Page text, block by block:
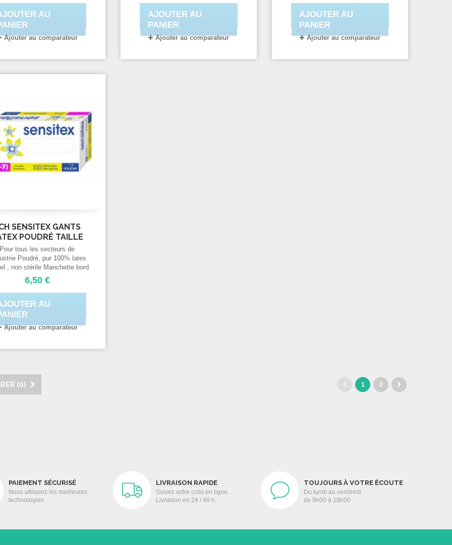
en laboratoires. Industrie
et industries
comme l’imprimerie,
AU
Ajouter au comparateur
en laboratoires. Industrie
agroalimentaire et industries
comme l’imprimerie,
AJOUTER AU
PANIER
Ajouter au comparateur
en laboratoires. Industrie
agroalimentaire et industries
comme l’imprimerie,
AJOUTER AU
PANIER
Ajouter au comparateur
SENSITEX GANTS
POUDRÉ TAILLE
S...
Pour tous les secteurs de
Poudré, pur 100% latex
, non stérile Manchette bord
Blanc laiteux Ambidextre
6,50 €
AU
Ajouter au comparateur
(0) 1 2
PAIEMENT SÉCURISÉ
Nous utilisons les meilleures
technologies
LIVRAISON RAPIDE
Suivez votre colis en ligne.
Livraison en 24 / 48 h.
TOUJOURS À VOTRE ÉCOUTE
Du lundi au vendredi
de 9h00 à 18h00